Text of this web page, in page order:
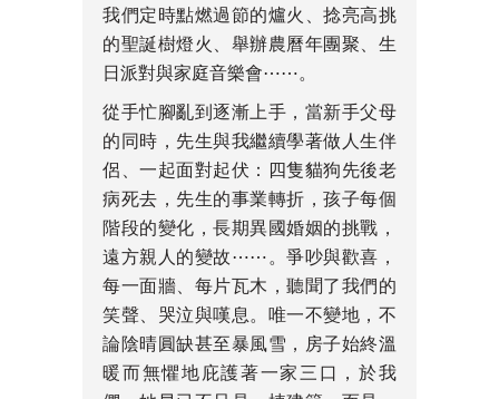
我們定時點燃過節的爐火、捻亮高挑
的聖誕樹燈火、舉辦農曆年團聚、生
日派對與家庭音樂會⋯⋯。
從手忙腳亂到逐漸上手，當新手父母
的同時，先生與我繼續學著做人生伴
侶、一起面對起伏：四隻貓狗先後老
病死去，先生的事業轉折，孩子每個
階段的變化，長期異國婚姻的挑戰，
遠方親人的變故⋯⋯。爭吵與歡喜，
每一面牆、每片瓦木，聽聞了我們的
笑聲、哭泣與嘆息。唯一不變地，不
論陰晴圓缺甚至暴風雪，房子始終溫
暖而無懼地庇護著一家三口，於我